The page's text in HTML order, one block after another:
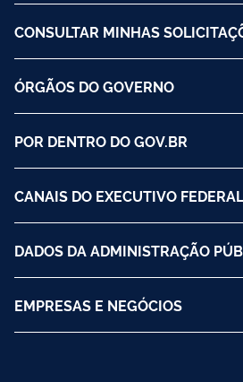
CONSULTAR MINHAS
ÓRGÃOS DO GOVERNO
POR DENTRO DO GOV.BR
CANAIS DO EXECUTIVO FEDERAL
DADOS DA ADMINISTRAÇÃO
EMPRESAS E NEGÓCIOS